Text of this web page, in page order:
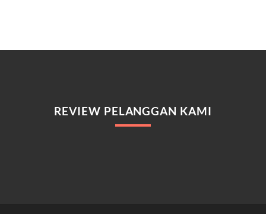
REVIEW PELANGGAN KAMI